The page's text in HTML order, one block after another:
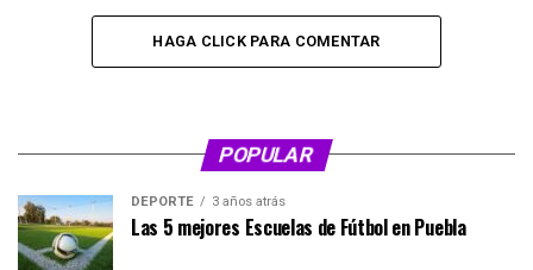
HAGA CLICK PARA COMENTAR
POPULAR
DEPORTE 3 años atrás
Las 5 mejores Escuelas de Fútbol en Puebla